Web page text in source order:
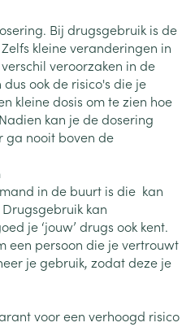
Bij drugsgebruik is de
kleine veranderingen in
veroorzaken in de
ook de risico's die je
kleine dosis om te zien hoe
kan je de dosering
ga nooit boven de
in de buurt is die kan
kan
je ‘jouw’ drugs ook kent.
een persoon die je vertrouwt
je gebruik, zodat deze je
voor een verhoogd risico